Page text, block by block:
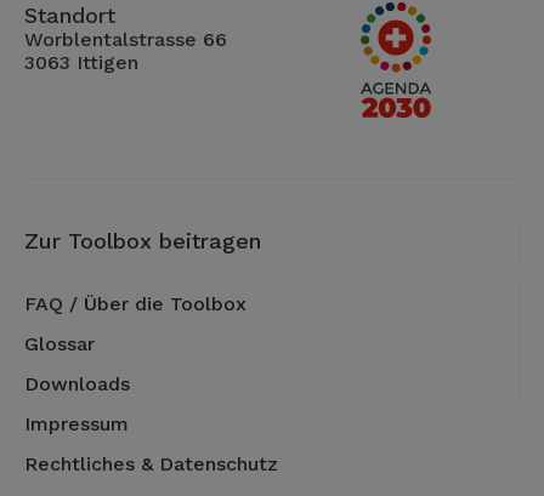
Standort
Worblentalstrasse 66
3063 Ittigen
Zur Toolbox beitragen
FAQ / Über die Toolbox
Glossar
Downloads
Impressum
Rechtliches & Datenschutz